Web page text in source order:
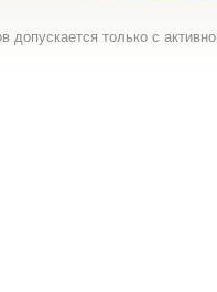
допускается только с